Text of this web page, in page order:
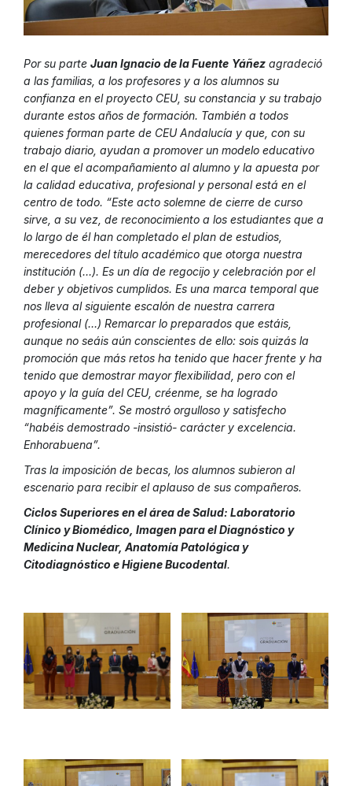
Por su parte Juan Ignacio de la Fuente Yáñez agradeció
a las familias, a los profesores y a los alumnos su
confianza en el proyecto CEU, su constancia y su trabajo
durante estos años de formación. También a todos
quienes forman parte de CEU Andalucía y que, con su
trabajo diario, ayudan a promover un modelo educativo
en el que el acompañamiento al alumno y la apuesta por
la calidad educativa, profesional y personal está en el
centro de todo. “Este acto solemne de cierre de curso
sirve, a su vez, de reconocimiento a los estudiantes que a
lo largo de él han completado el plan de estudios,
merecedores del título académico que otorga nuestra
institución (…). Es un día de regocijo y celebración por el
deber y objetivos cumplidos. Es una marca temporal que
nos lleva al siguiente escalón de nuestra carrera
profesional (…) Remarcar lo preparados que estáis,
aunque no seáis aún conscientes de ello: sois quizás la
promoción que más retos ha tenido que hacer frente y ha
tenido que demostrar mayor flexibilidad, pero con el
apoyo y la guía del CEU, créenme, se ha logrado
magníficamente”. Se mostró orgulloso y satisfecho
“habéis demostrado -insistió- carácter y excelencia.
Enhorabuena”.
Tras la imposición de becas, los alumnos subieron al
escenario para recibir el aplauso de sus compañeros.
Ciclos Superiores en el área de Salud: Laboratorio
Clínico y Biomédico, Imagen para el Diagnóstico y
Medicina Nuclear, Anatomía Patológica y
Citodiagnóstico e Higiene Bucodental.